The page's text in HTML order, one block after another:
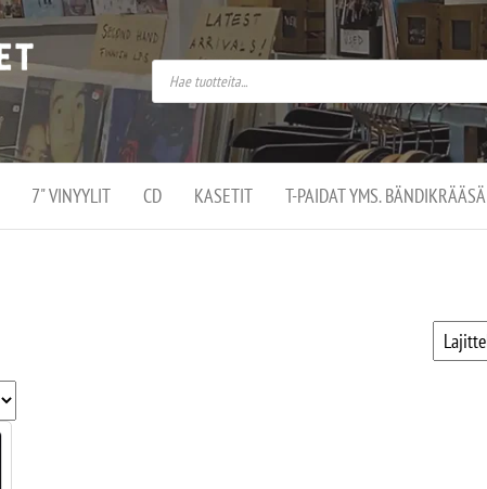
Stupido
Market –
verkossa
ja
kivijalassa
Stupido Market on
vaihtoehtomusaan
erikoistunut
verkko- sekä
kivijalkakauppa
Helsingissä
Kallion
7" VINYYLIT CD KASETIT T-PAIDAT YMS. BÄNDIKRÄÄSÄ